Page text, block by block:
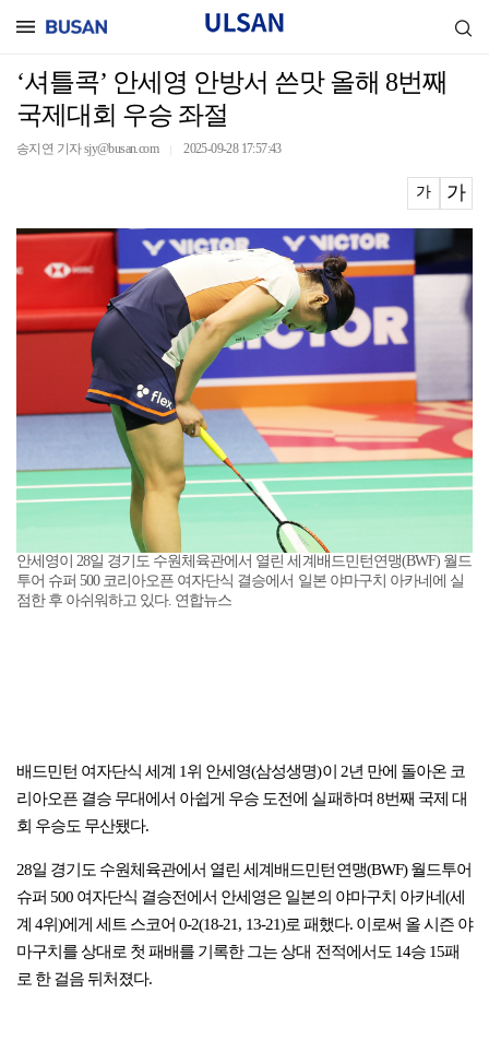
‘셔틀콕’ 안세영 안방서 쓴맛 올해 8번째
국제대회 우승 좌절
송지연 기자 sjy@busan.com 2025-09-28 17:57:43
가 가
안세영이 28일 경기도 수원체육관에서 열린 세계배드민턴연맹(BWF) 월드
투어 슈퍼 500 코리아오픈 여자단식 결승에서 일본 야마구치 아카네에 실
점한 후 아쉬워하고 있다. 연합뉴스
배드민턴 여자단식 세계 1위 안세영(삼성생명)이 2년 만에 돌아온 코
리아오픈 결승 무대에서 아쉽게 우승 도전에 실패하며 8번째 국제 대
회 우승도 무산됐다.
28일 경기도 수원체육관에서 열린 세계배드민턴연맹(BWF) 월드투어
슈퍼 500 여자단식 결승전에서 안세영은 일본의 야마구치 아카네(세
계 4위)에게 세트 스코어 0-2(18-21, 13-21)로 패했다. 이로써 올 시즌 야
마구치를 상대로 첫 패배를 기록한 그는 상대 전적에서도 14승 15패
로 한 걸음 뒤처졌다.